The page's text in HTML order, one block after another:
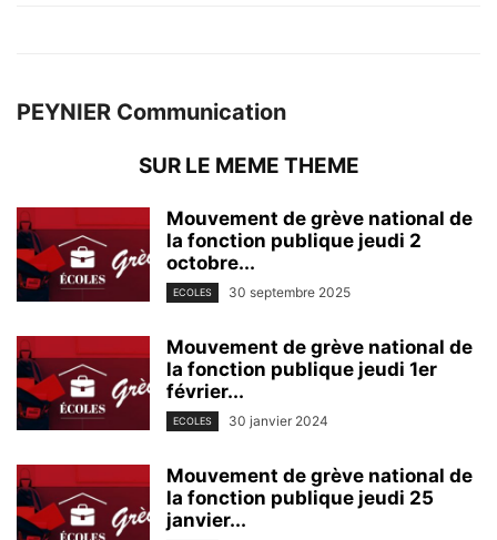
PEYNIER Communication
SUR LE MEME THEME
Mouvement de grève national de
la fonction publique jeudi 2
octobre...
ECOLES 30 septembre 2025
Mouvement de grève national de
la fonction publique jeudi 1er
février...
ECOLES 30 janvier 2024
Mouvement de grève national de
la fonction publique jeudi 25
janvier...